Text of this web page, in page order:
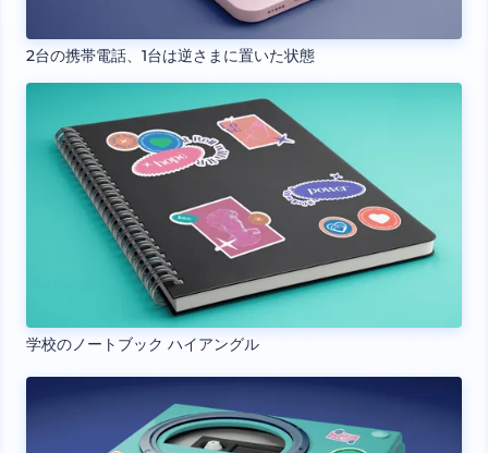
2台の携帯電話、1台は逆さまに置いた状態
学校のノートブック ハイアングル